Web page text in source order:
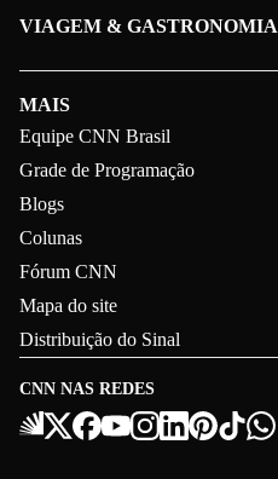
CNN NAS REDES
MAIS
Equipe CNN Brasil
Grade de Programação
Blogs
Colunas
Fórum CNN
Mapa do site
Distribuição do Sinal
VIAGEM & GASTRONOMIA